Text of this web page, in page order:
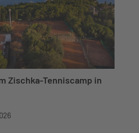
Zischka-Tenniscamp in